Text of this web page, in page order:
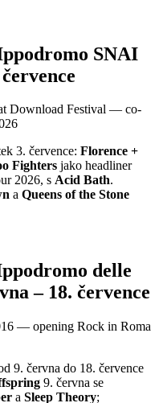
SNAI
3. července: Florence +
Fighters jako headliner
2026, s Acid Bath.
a Queens of the Stone
delle
– 18. července
9. června do 18. července
9. června se
a Sleep Theory;